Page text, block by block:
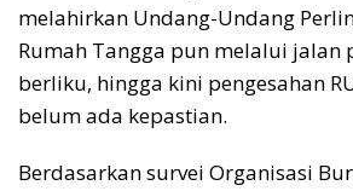
melahirkan Undang-Undang
Rumah Tangga pun melalui jalan
berliku, hingga kini pengesahan
belum ada kepastian.
Berdasarkan survei Organisasi